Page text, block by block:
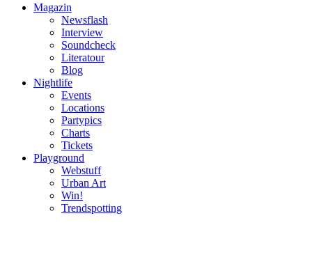
Magazin
Newsflash
Interview
Soundcheck
Literatour
Blog
Nightlife
Events
Locations
Partypics
Charts
Tickets
Playground
Webstuff
Urban Art
Win!
Trendspotting